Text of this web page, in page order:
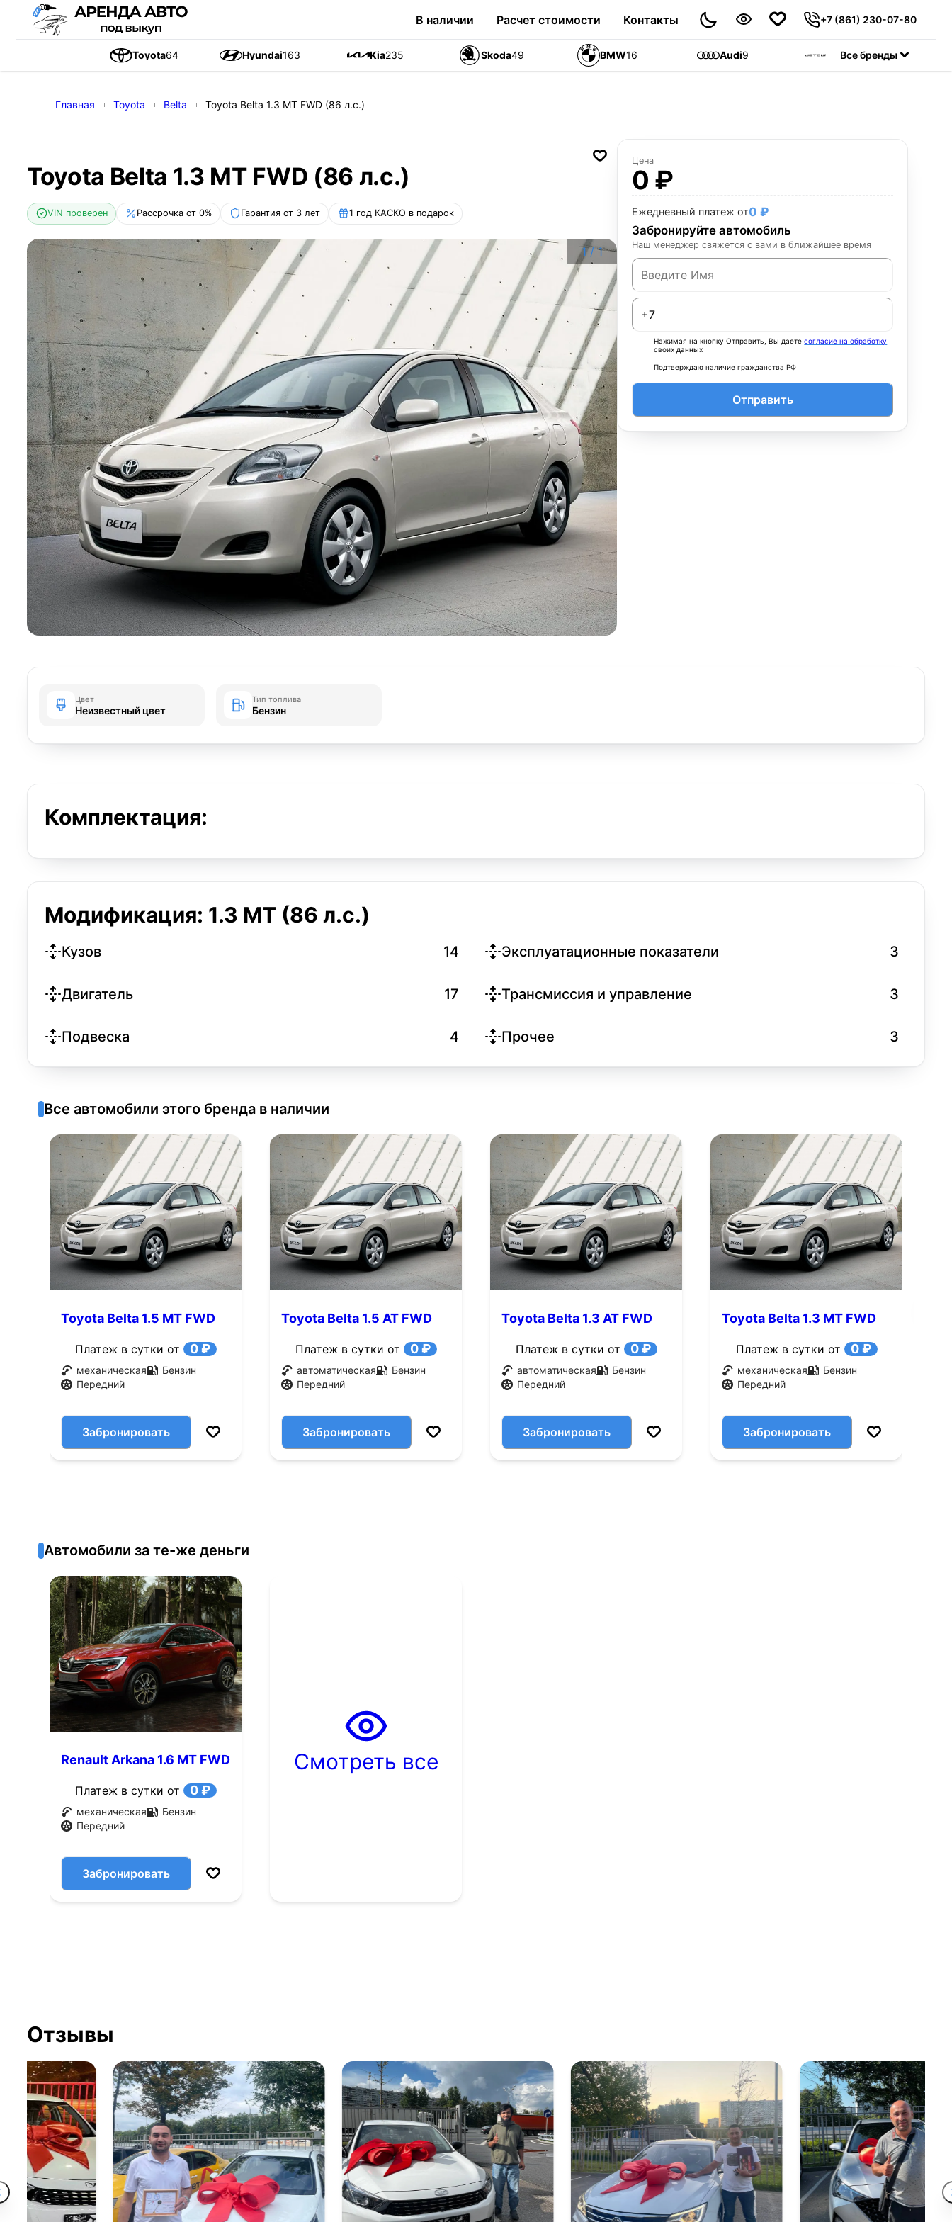
В наличии Расчет стоимости Контакты +7 (861) 230-07-80
Toyota64 Hyundai163 Kia235 Skoda49 BMW16 Audi9 Jetour55
Все бренды
Главная Toyota Belta Toyota Belta 1.3 MT FWD (86 л.с.)
Toyota Belta 1.3 MT FWD (86 л.с.)
VIN проверен Рассрочка от 0% Гарантия от 3 лет 1 год КАСКО в подарок
1 /1
Цена
0 ₽
Ежедневный платеж от0 ₽
Забронируйте автомобиль
Наш менеджер свяжется с вами в ближайшее время
Нажимая на кнопку Отправить, Вы даетесогласие на обработку
своих данных
Подтверждаю наличие гражданства РФ
Отправить
Цвет
Неизвестный цвет
Тип топлива
Бензин
Комплектация:
Модификация: 1.3 MT (86 л.с.)
Кузов 14 Эксплуатационные показатели 3
Двигатель 17 Трансмиссия и управление 3
Подвеска 4 Прочее 3
Все автомобили этого бренда в наличии
Toyota Belta 1.5 MT FWD
Платеж в сутки от 0 ₽
механическая
Бензин
Передний
Забронировать
Toyota Belta 1.5 AT FWD
Платеж в сутки от 0 ₽
автоматическая
Бензин
Передний
Забронировать
Toyota Belta 1.3 AT FWD
Платеж в сутки от 0 ₽
автоматическая
Бензин
Передний
Забронировать
Toyota Belta 1.3 MT FWD
Платеж в сутки от 0 ₽
механическая
Бензин
Передний
Забронировать
Автомобили за те-же деньги
Renault Arkana 1.6 MT FWD
Платеж в сутки от 0 ₽
механическая
Бензин
Передний
Забронировать
Смотреть все
Отзывы